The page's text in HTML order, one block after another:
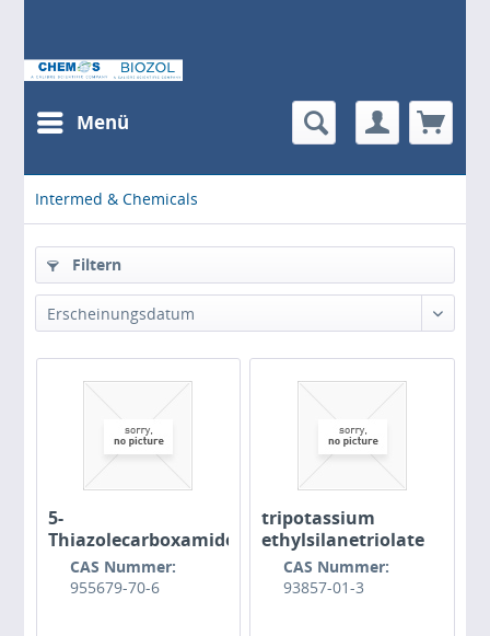
Menü
Intermed & Chemicals
Filtern
Erscheinungsdatum
5-
Thiazolecarboxamide,
N-(3,4-
dimethylphenyl)-2-
CAS Nummer:
955679-70-6
tripotassium
ethylsilanetriolate
CAS Nummer:
93857-01-3